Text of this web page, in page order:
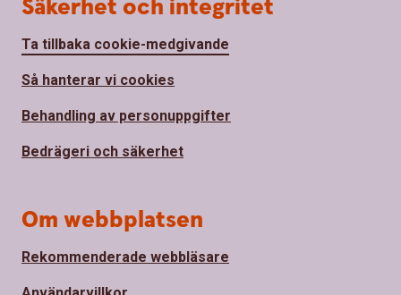
Säkerhet och integritet
Ta tillbaka cookie-medgivande
Så hanterar vi cookies
Behandling av personuppgifter
Bedrägeri och säkerhet
Om webbplatsen
Rekommenderade webbläsare